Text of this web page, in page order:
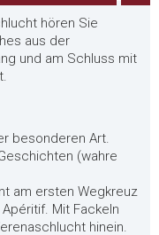
hören Sie
aus der
und am Schluss mit
besonderen Art.
(wahre
am ersten Wegkreuz
Mit Fackeln
hinein.